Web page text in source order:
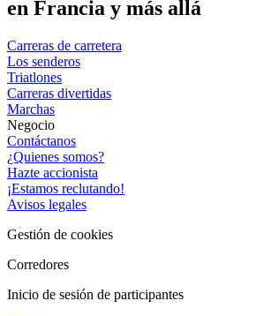
en Francia y más allá
Carreras de carretera
Los senderos
Triatlones
Carreras divertidas
Marchas
Negocio
Contáctanos
¿Quienes somos?
Hazte accionista
¡Estamos reclutando!
Avisos legales
Gestión de cookies
Corredores
Inicio de sesión de participantes